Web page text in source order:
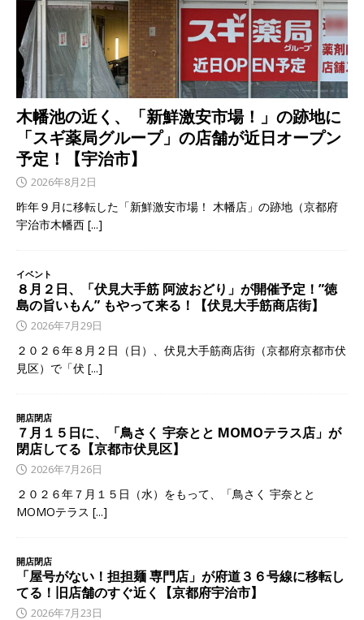
木幡池の近く、「新鮮激安市場！」の跡地に
「スギ薬局グループ」の店舗が近日オープン
予定！【宇治市】
2026年8月2日
昨年９月に移転した「新鮮激安市場！ 木幡店」の跡地（京都府
宇治市木幡西 [...]
イベント
８月２日、「伏見大手筋 阿波おどり」が開催予定！”徳
島の旨いもん” もやって来る！【伏見大手筋商店街】
2026年7月29日
２０２６年８月２日（日）、伏見大手筋商店街（京都府京都市伏
見区）で「伏 [...]
開店閉店
７月１５日に、「鳥さく 宇奈とと MOMOテラス店」が
閉店してる【京都市伏見区】
2026年7月26日
２０２６年７月１５日（水）をもって、「鳥さく 宇奈とと
MOMOテラス [...]
開店閉店
「屋号がない！担担麺 専門店」が府道３６号線に移転し
てる！旧店舗のすぐ近く【京都府宇治市】
2026年7月23日